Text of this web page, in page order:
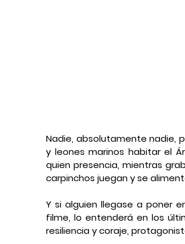
Nadie, absolutamente nadie,
y leones marinos habitar el
quien presencia, mientras
carpinchos juegan y se
Y si alguien llegase a poner
filme, lo entenderá en los
resiliencia y coraje,